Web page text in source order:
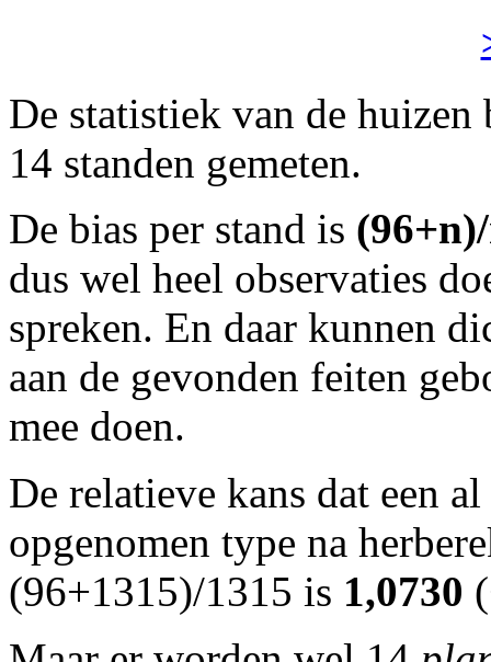
De statistiek van de
14 standen gemeten.
De bias per stand is
dus wel heel observaties
spreken. En daar kunnen
aan de gevonden feiten
mee doen.
De relatieve kans dat een
opgenomen type na
(96+1315)/1315 is 1,0730